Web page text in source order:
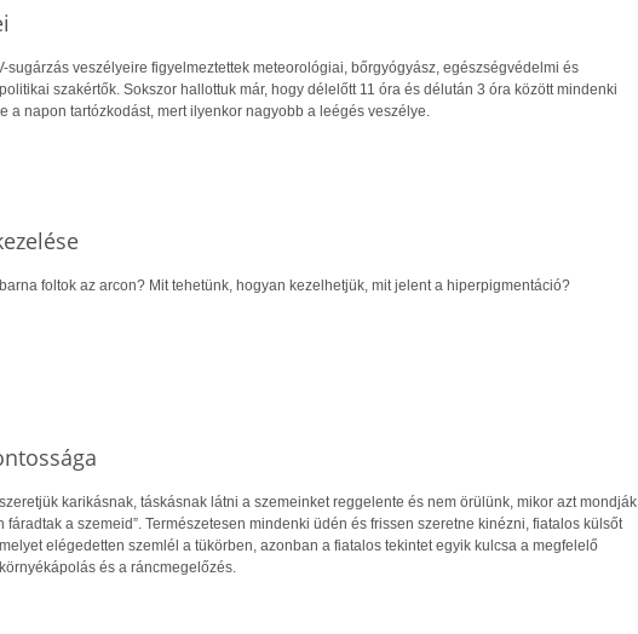
sugárzás veszélyeire figyelmeztettek meteorológiai, bőrgyógyász, egészségvédelmi és
szakértők. Sokszor hallottuk már, hogy délelőtt 11 óra és délután 3 óra között mindenki
a napon tartózkodást, mert ilyenkor nagyobb a leégés veszélye.
foltok az arcon? Mit tehetünk, hogyan kezelhetjük, mit jelent a hiperpigmentáció?
karikásnak, táskásnak látni a szemeinket reggelente és nem örülünk, mikor azt mondják
fáradtak a szemeid”. Természetesen mindenki üdén és frissen szeretne kinézni, fiatalos külsőt
elégedetten szemlél a tükörben, azonban a fiatalos tekintet egyik kulcsa a megfelelő
és a ráncmegelőzés.